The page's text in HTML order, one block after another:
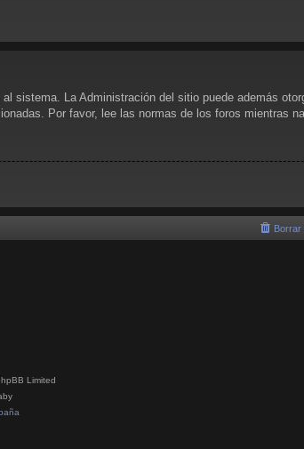
sistema. La Administración del sitio puede además
Por favor, lee las normas de los foros mientras
Borrar
Limited